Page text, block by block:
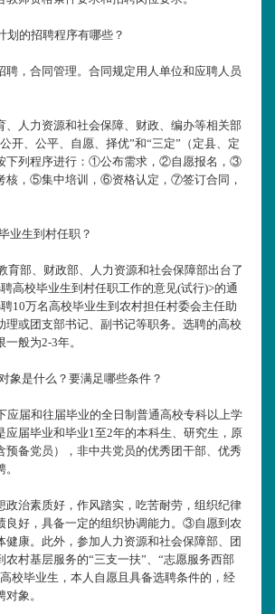
划的招聘程序有哪些？
聘，合同管理。合同规定用人单位和应聘人员
、人力资源和社会保障、财政、编办等相关部
开、公平、自愿、择优”和“三定”（定县、定
下列程序进行：①公布需求，②自愿报名，③
核，⑤集中培训，⑥资格认定，⑦签订合同，
业生到村任职？
育部、财政部、人力资源和社会保障部出台了
聘高校毕业生到村任职工作的意见(试行)>的通
10万名高校毕业生到农村担任村委会主任助
理或团支部书记、副书记等职务。选聘的高校
般为2-3年。
象是什么？要满足哪些条件？
应届和往届毕业的全日制普通高校专科以上学
应届毕业和毕业1至2年的本科生、研究生，原
预备党员），非中共党员的优秀团干部、优秀
治素质好，作风踏实，吃苦耐劳，组织纪律
好，具备一定的组织协调能力。③自愿到农
康。此外，参加人力资源和社会保障部、团
农村基层服务的“三支一扶”、“志愿服务西部
校毕业生，本人自愿且具备选聘条件的，经
象。